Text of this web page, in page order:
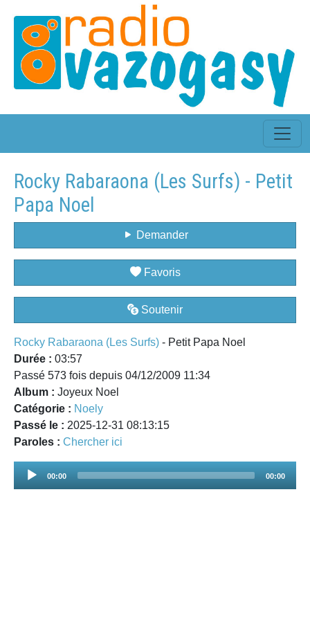
Rocky Rabaraona (Les Surfs) - Petit
Papa Noel
Demander
Favoris
Soutenir
Rocky Rabaraona (Les Surfs) - Petit Papa Noel
Durée : 03:57
Passé 573 fois depuis 04/12/2009 11:34
Album : Joyeux Noel
Catégorie : Noely
Passé le : 2025-12-31 08:13:15
Paroles : Chercher ici
Audio
00:00 00:00